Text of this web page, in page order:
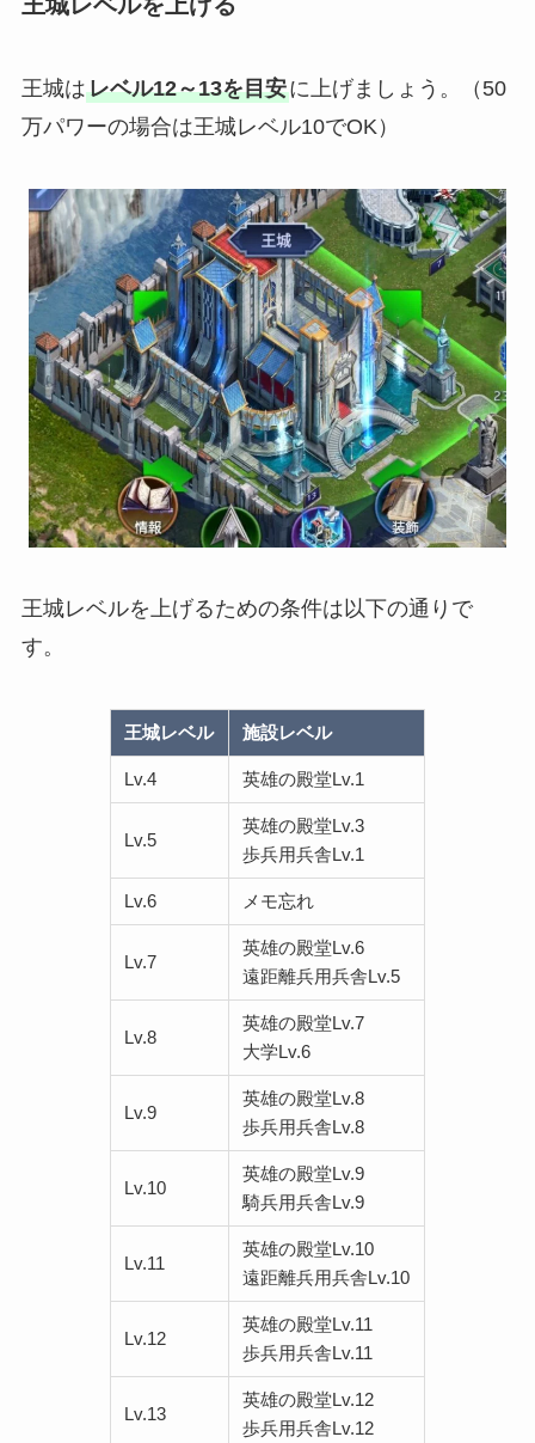
王城はレベル12～13を目安に上げましょう。（50
万パワーの場合は王城レベル10でOK）
王城レベルを上げるための条件は以下の通りで
す。
王城レベル 施設レベル
Lv.4 英雄の殿堂Lv.1
Lv.5
英雄の殿堂Lv.3
歩兵用兵舎Lv.1
Lv.6 メモ忘れ
Lv.7
英雄の殿堂Lv.6
遠距離兵用兵舎Lv.5
Lv.8
英雄の殿堂Lv.7
大学Lv.6
Lv.9
英雄の殿堂Lv.8
歩兵用兵舎Lv.8
Lv.10
英雄の殿堂Lv.9
騎兵用兵舎Lv.9
Lv.11
英雄の殿堂Lv.10
遠距離兵用兵舎Lv.10
Lv.12
英雄の殿堂Lv.11
歩兵用兵舎Lv.11
Lv.13
英雄の殿堂Lv.12
歩兵用兵舎Lv.12